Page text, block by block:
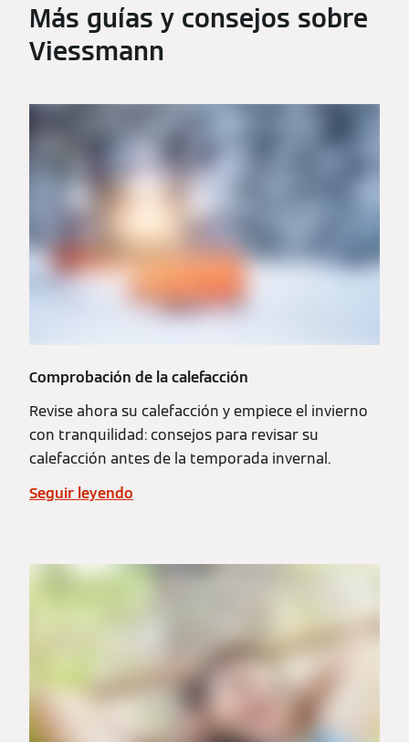
Más guías y consejos sobre
Viessmann
Comprobación de la calefacción
Revise ahora su calefacción y empiece el invierno
con tranquilidad: consejos para revisar su
calefacción antes de la temporada invernal.
Seguir leyendo